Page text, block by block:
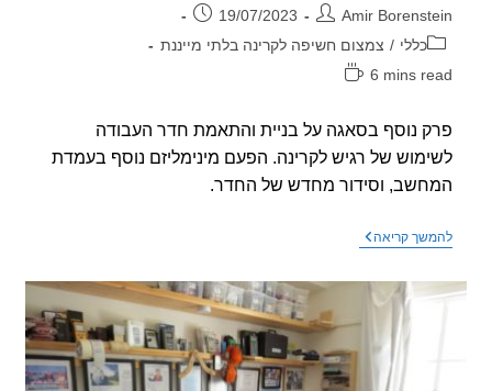
Amir פורסם:
19/07/2023
צמצום חשיפה לקרינה בלתי מייננת
6 mins
נוסף בסאגה על בניית והתאמת חדר העבודה
של רגיש לקרינה. הפעם מינימליזם נוסף בעמדת
וסידור מחדש של החדר.
קריאהשיפורים
העבודה
(פרק
פנים